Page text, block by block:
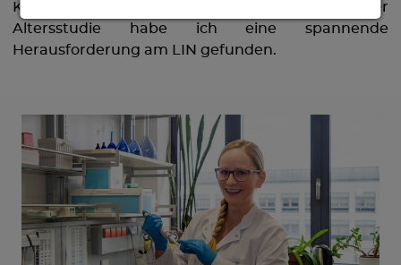
Kontakt zu anderen Menschen und mit der
Altersstudie habe ich eine spannende
Herausforderung am LIN gefunden.